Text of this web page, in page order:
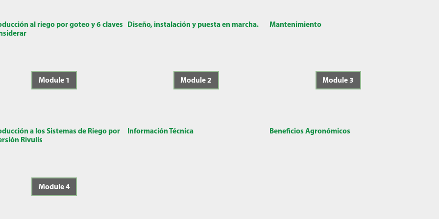
al riego por goteo y 6 claves Diseño, instalación y puesta en marcha. Mantenimiento
Module 1
a los Sistemas de Riego por
Rivulis
Module 2
Información Técnica
Module 3
Beneficios Agronómicos
Module 4